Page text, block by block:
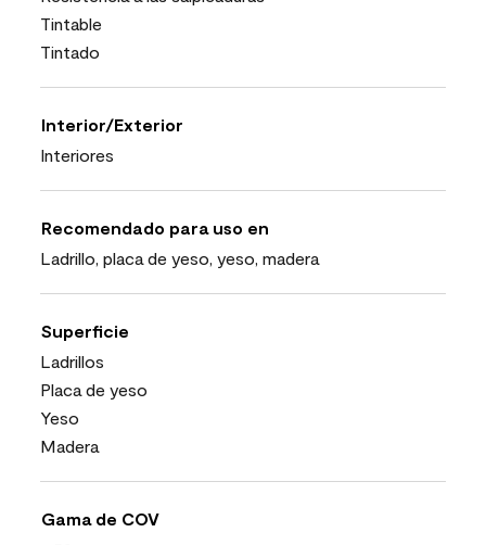
Tintable
Tintado
Interior/Exterior
Interiores
Recomendado para uso en
Ladrillo, placa de yeso, yeso, madera
Superficie
Ladrillos
Placa de yeso
Yeso
Madera
Gama de COV